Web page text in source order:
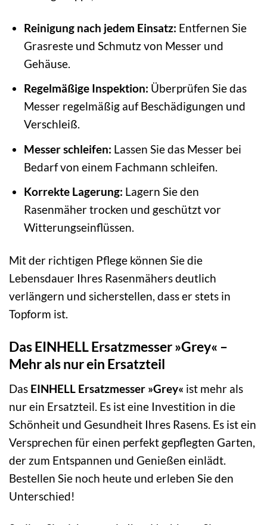
Reinigung nach jedem Einsatz: Entfernen Sie
Grasreste und Schmutz von Messer und
Gehäuse.
Regelmäßige Inspektion: Überprüfen Sie das
Messer regelmäßig auf Beschädigungen und
Verschleiß.
Messer schleifen: Lassen Sie das Messer bei
Bedarf von einem Fachmann schleifen.
Korrekte Lagerung: Lagern Sie den
Rasenmäher trocken und geschützt vor
Witterungseinflüssen.
Mit der richtigen Pflege können Sie die
Lebensdauer Ihres Rasenmähers deutlich
verlängern und sicherstellen, dass er stets in
Topform ist.
Das EINHELL Ersatzmesser »Grey« –
Mehr als nur ein Ersatzteil
Das EINHELL Ersatzmesser »Grey« ist mehr als
nur ein Ersatzteil. Es ist eine Investition in die
Schönheit und Gesundheit Ihres Rasens. Es ist ein
Versprechen für einen perfekt gepflegten Garten,
der zum Entspannen und Genießen einlädt.
Bestellen Sie noch heute und erleben Sie den
Unterschied!